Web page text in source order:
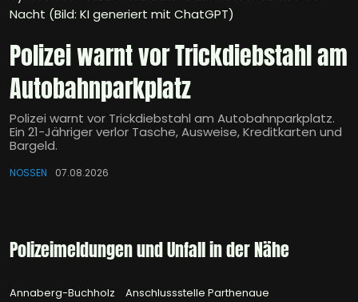
Nacht (Bild: KI generiert mit ChatGPT)
Polizei warnt vor Trickdiebstahl am
Autobahnparkplatz
Polizei warnt vor Trickdiebstahl am Autobahnparkplatz.
Ein 21-Jähriger verlor Tasche, Ausweise, Kreditkarten und
Bargeld.
NOSSEN 07.08.2026
Polizeimeldungen und Unfall in der Nähe
Annaberg-Buchholz
Anschlussstelle Parthenaue